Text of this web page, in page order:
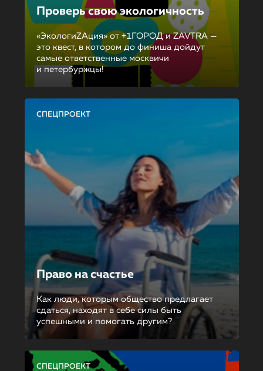
Проверь свою экологичность
«ЭкологиZAция» от +1ГОРОД и ZAVTRA —
это квест, в котором до финиша дойдут
самые ответственные москвичи
и петербуржцы!
СПЕЦПРОЕКТ
Право на счастье
Как люди, которым общество предлагает
сдаться, находят в себе силы быть
успешными и помогать другим?
СПЕЦПРОЕКТ